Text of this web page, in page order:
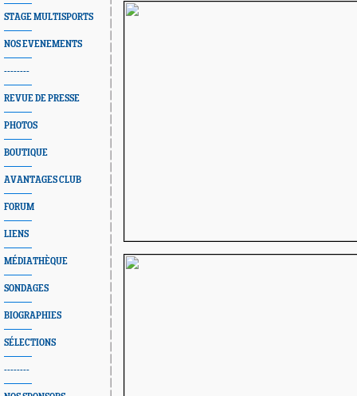
STAGE MULTISPORTS
NOS EVENEMENTS
--------
REVUE DE PRESSE
PHOTOS
BOUTIQUE
AVANTAGES CLUB
FORUM
LIENS
MÉDIATHÈQUE
SONDAGES
BIOGRAPHIES
SÉLECTIONS
--------